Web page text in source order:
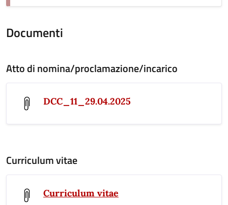
Documenti
Atto di nomina/proclamazione/incarico
DCC_11_29.04.2025
Curriculum vitae
Curriculum vitae